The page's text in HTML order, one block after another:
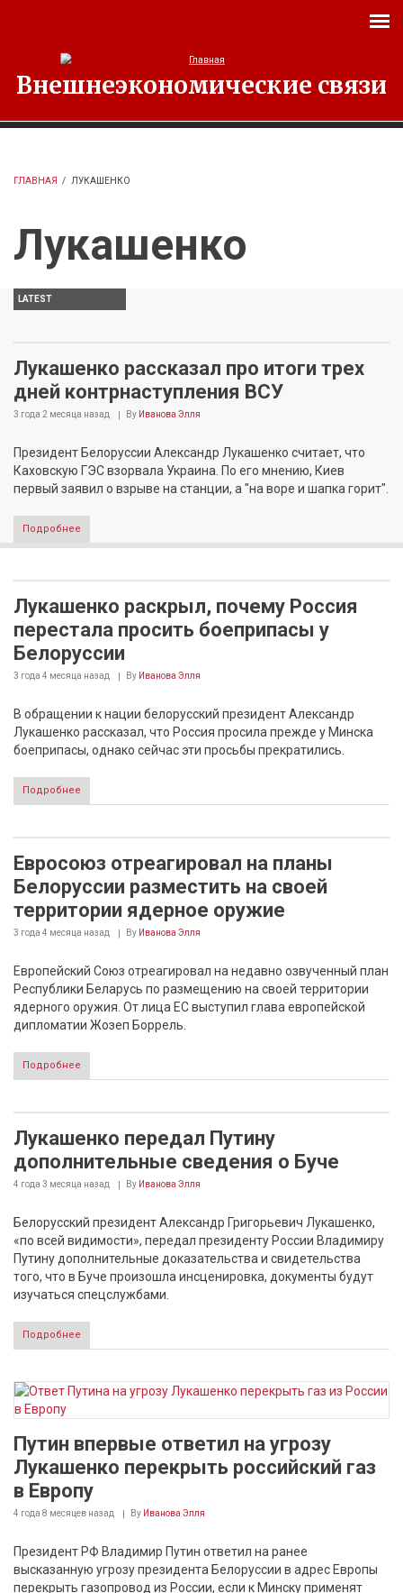
Внешнеэкономические связи
ГЛАВНАЯ / ЛУКАШЕНКО
Лукашенко
LATEST
Лукашенко рассказал про итоги трех
дней контрнаступления ВСУ
3 года 2 месяца назад By Иванова Элля
Президент Белоруссии Александр Лукашенко считает, что
Каховскую ГЭС взорвала Украина. По его мнению, Киев
первый заявил о взрыве на станции, а "на воре и шапка горит".
Подробнее
Лукашенко раскрыл, почему Россия
перестала просить боеприпасы у
Белоруссии
3 года 4 месяца назад By Иванова Элля
В обращении к нации белорусский президент Александр
Лукашенко рассказал, что Россия просила прежде у Минска
боеприпасы, однако сейчас эти просьбы прекратились.
Подробнее
Евросоюз отреагировал на планы
Белоруссии разместить на своей
территории ядерное оружие
3 года 4 месяца назад By Иванова Элля
Европейский Союз отреагировал на недавно озвученный план
Республики Беларусь по размещению на своей территории
ядерного оружия. От лица ЕС выступил глава европейской
дипломатии Жозеп Боррель.
Подробнее
Лукашенко передал Путину
дополнительные сведения о Буче
4 года 3 месяца назад By Иванова Элля
Белорусский президент Александр Григорьевич Лукашенко,
«по всей видимости», передал президенту России Владимиру
Путину дополнительные доказательства и свидетельства
того, что в Буче произошла инсценировка, документы будут
изучаться спецслужбами.
Подробнее
Путин впервые ответил на угрозу
Лукашенко перекрыть российский газ
в Европу
4 года 8 месяцев назад By Иванова Элля
Президент РФ Владимир Путин ответил на ранее
высказанную угрозу президента Белоруссии в адрес Европы
перекрыть газопровод из России, если к Минску применят